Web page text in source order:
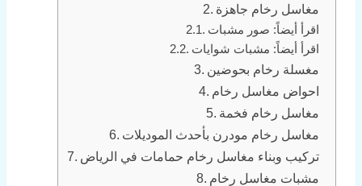
مغاسل رخام جاهزة
اقرأ أيضاً: صور مشبات
اقرأ أيضاً: مشبات شوايات
مغسلة رخام بحوضين
احواض مغاسل رخام
مغاسل رخام فخمة
مغاسل رخام مودرن بأحدث الموديلات
تركيب وبناء مغاسل رخام حمامات في الرياض
مشبات مغاسل رخام